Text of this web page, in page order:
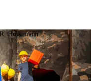
Horstmann